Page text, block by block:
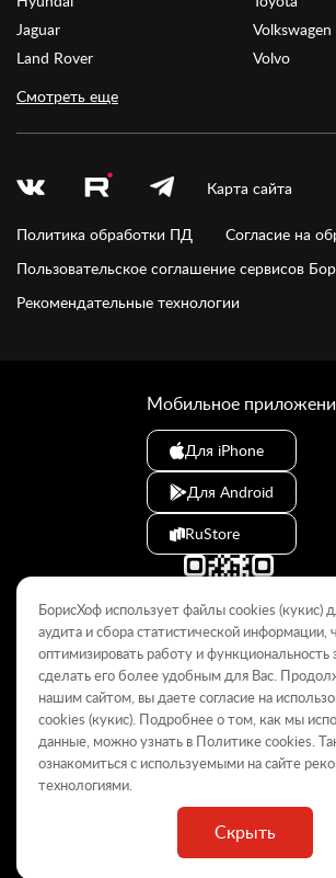
Jaguar
Land Rover
Volkswagen
Volvo
Смотреть еще
Карта сайта
Политика обработки ПД
Согласие на
Пользовательское соглашение сервисов
Рекомендательные технологии
© 2009–2026
Данный интернет-сайт носит информационный
является публичной офертой, определяемой
437 ГК РФ. Для получения подробной
дилерские центры.
БорисХоф Холдинг»
Мобильное
Для iPhone
Для Android
RuStore
БорисХоф использует файлы cookies (кукиc)
аудита и сбора статистической информации,
оптимизировать работу и функциональность
сделать его более удобным для Вас.
нашим сайтом, вы даете согласие на
cookies (кукиc). Подробнее о том, как мы
данные, можно узнать в Политикеcookies.
ознакомиться с используемыми на сайте
технологиями.
Скрыть